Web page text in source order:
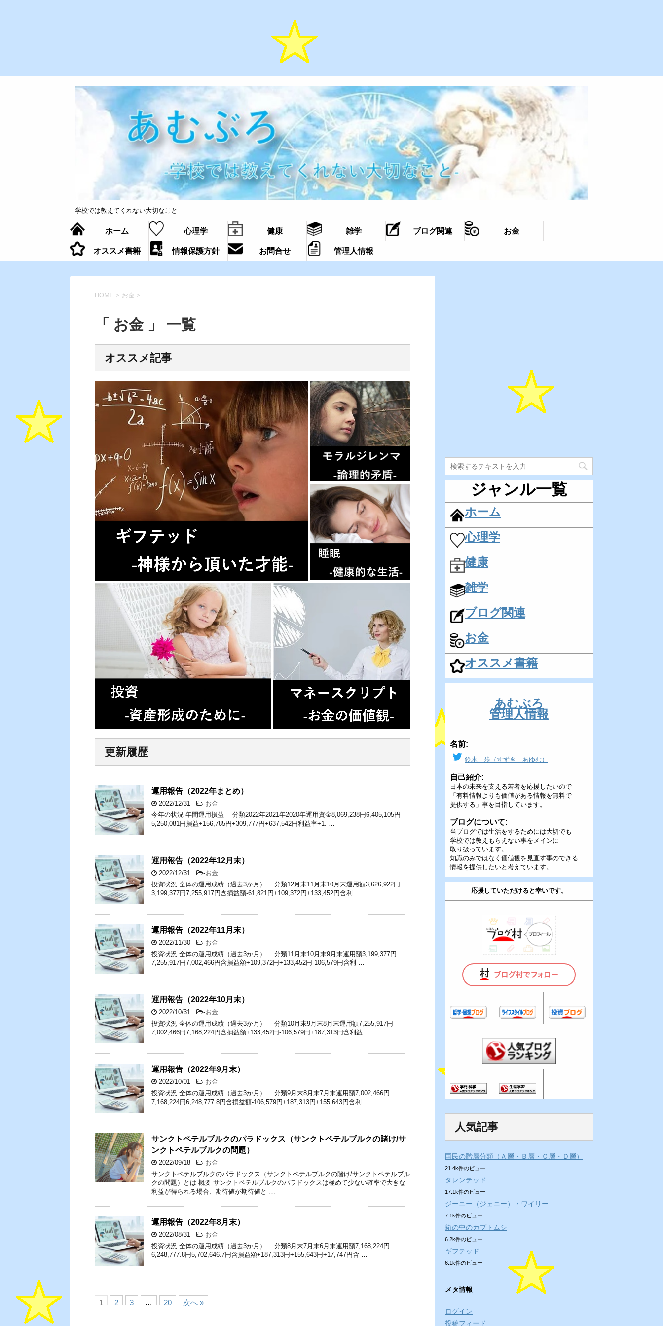
学校では教えてくれない大切なこと
ホーム 心理学 健康 雑学 ブログ関連 お金
オススメ書籍 情報保護方針 お問合せ 管理人情報
HOME > お金 >
「 お金 」 一覧
オススメ記事
更新履歴
運用報告（2022年まとめ）
2022/12/31 -お金
今年の状況 年間運用損益 分類2022年2021年2020年運用資金8,069,238円6,405,105円
5,250,081円損益+156,785円+309,777円+637,542円利益率+1. …
運用報告（2022年12月末）
2022/12/31 -お金
投資状況 全体の運用成績（過去3か月） 分類12月末11月末10月末運用額3,626,922円
3,199,377円7,255,917円含損益額-61,821円+109,372円+133,452円含利 …
運用報告（2022年11月末）
2022/11/30 -お金
投資状況 全体の運用成績（過去3か月） 分類11月末10月末9月末運用額3,199,377円
7,255,917円7,002,466円含損益額+109,372円+133,452円-106,579円含利 …
運用報告（2022年10月末）
2022/10/31 -お金
投資状況 全体の運用成績（過去3か月） 分類10月末9月末8月末運用額7,255,917円
7,002,466円7,168,224円含損益額+133,452円-106,579円+187,313円含利益 …
運用報告（2022年9月末）
2022/10/01 -お金
投資状況 全体の運用成績（過去3か月） 分類9月末8月末7月末運用額7,002,466円
7,168,224円6,248,777.8円含損益額-106,579円+187,313円+155,643円含利 …
サンクトペテルブルクのパラドックス（サンクトペテルブルクの賭け/サ
ンクトペテルブルクの問題）
2022/09/18 -お金
サンクトペテルブルクのパラドックス（サンクトペテルブルクの賭け/サンクトペテルブル
クの問題）とは 概要 サンクトペテルブルクのパラドックスは極めて少ない確率で大きな
利益が得られる場合、期待値が期待値と …
運用報告（2022年8月末）
2022/08/31 -お金
投資状況 全体の運用成績（過去3か月） 分類8月末7月末6月末運用額7,168,224円
6,248,777.8円5,702,646.7円含損益額+187,313円+155,643円+17,747円含 …
1 2 3 … 20 次へ »
ジャンル一覧
ホーム
心理学
健康
雑学
ブログ関連
お金
オススメ書籍
あむぶろ
管理人情報
名前:
鈴木 歩（すずき あゆむ）
自己紹介:
日本の未来を支える若者を応援したいので
「有料情報よりも価値がある情報を無料で
提供する」事を目指しています。
ブログについて:
当ブログでは生活をするためには大切でも
学校では教えもらえない事をメインに
取り扱っています。
知識のみではなく価値観を見直す事のできる
情報を提供したいと考えています。
応援していただけると幸いです。
人気記事
国民の階層分類（Ａ層・Ｂ層・Ｃ層・Ｄ層）
21.4k件のビュー
タレンテッド
17.1k件のビュー
ジーニー（ジェニー）・ワイリー
7.1k件のビュー
箱の中のカブトムシ
6.2k件のビュー
ギフテッド
6.1k件のビュー
メタ情報
ログイン
投稿フィード